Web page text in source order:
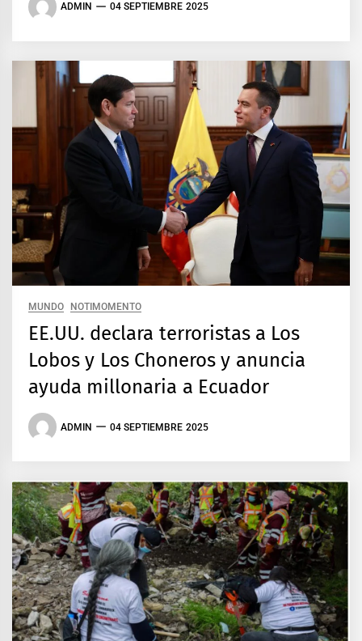
ADMIN 04 SEPTIEMBRE 2025
MUNDO NOTIMOMENTO
EE.UU. declara terroristas a Los
Lobos y Los Choneros y anuncia
ayuda millonaria a Ecuador
ADMIN 04 SEPTIEMBRE 2025